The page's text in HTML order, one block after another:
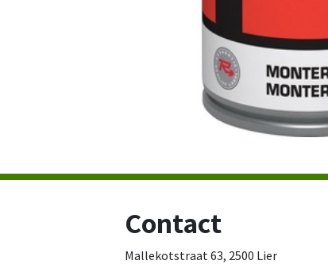
Contact
Mallekotstraat 63, 2500 Lier